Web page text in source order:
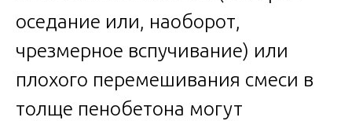
оседание или, наоборот,
чрезмерное вспучивание) или
плохого перемешивания смеси в
толще пенобетона могут